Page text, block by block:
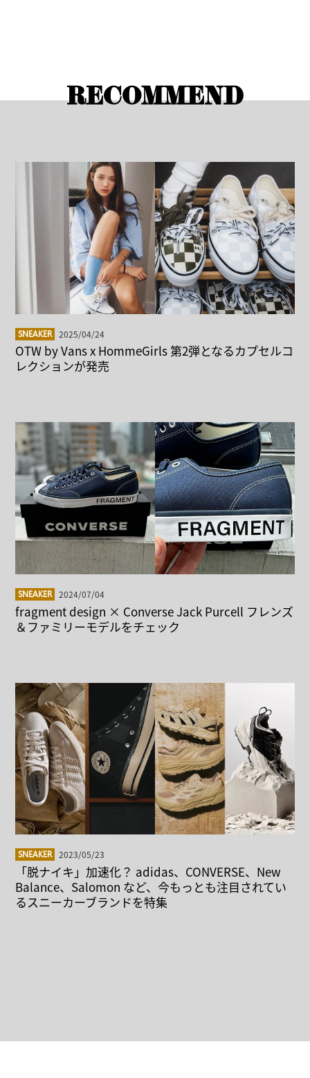
RECOMMEND
SNEAKER 2025/04/24
OTW by Vans x HommeGirls 第2弾となるカプセルコ
レクションが発売
SNEAKER 2024/07/04
fragment design × Converse Jack Purcell フレンズ
＆ファミリーモデルをチェック
SNEAKER 2023/05/23
「脱ナイキ」加速化？ adidas、CONVERSE、New
Balance、Salomon など、今もっとも注目されてい
るスニーカーブランドを特集